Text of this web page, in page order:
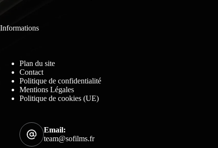
Informations
Plan du site
Contact
Politique de confidentialité
Mentions Légales
Politique de cookies (UE)
Email:
team@sofilms.fr